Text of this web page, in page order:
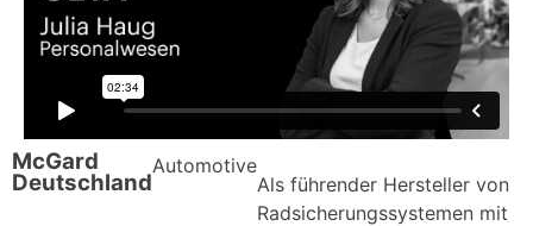
McGard
Deutschland
Automotive
Als führender Hersteller von
Radsicherungssystemen mit